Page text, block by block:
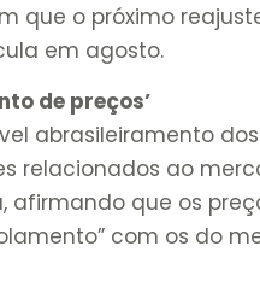
que o próximo
em agosto.
de preços’
abrasileiramento
relacionados ao
afirmando que os
com os do